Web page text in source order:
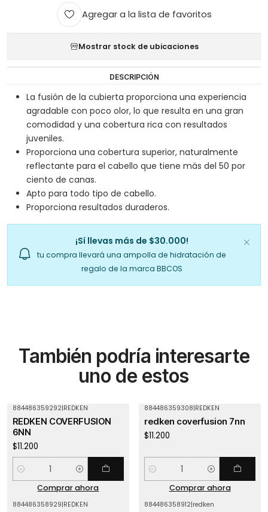
Agregar a la lista de favoritos
Mostrar stock de ubicaciones
DESCRIPCIÓN
La fusión de la cubierta proporciona una experiencia
agradable con poco olor, lo que resulta en una gran
comodidad y una cobertura rica con resultados
juveniles.
Proporciona una cobertura superior, naturalmente
reflectante para el cabello que tiene más del 50 por
ciento de canas.
Apto para todo tipo de cabello.
Proporciona resultados duraderos.
¡Sí llevas más de $30.000!
tu compra llevará una ampolla de hidratación de
regalo de la marca BBCOS
También podría interesarte
uno de estos
884486359292|REDKEN
REDKEN COVERFUSION
6NN
$11.200
Cantidad
Comprar ahora
884486359308|REDKEN
redken coverfusion 7nn
$11.200
Cantidad
Comprar ahora
884486358929|REDKEN 884486358912|redken